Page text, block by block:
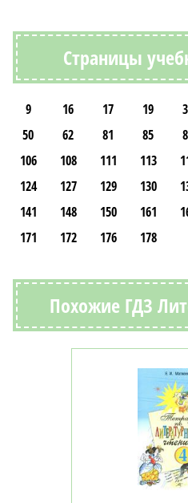
Страницы
9 16 17 19
50
62 81 85
106
108 111 113
124
127 129 130
141
148 150 161
171
172 176 178
Похожие ГДЗ